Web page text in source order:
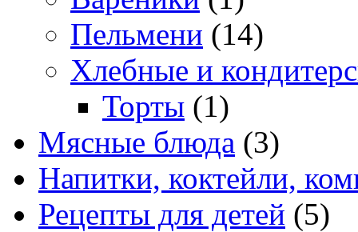
Пельмени (14)
Хлебные и
Торты (1)
Мясные блюда (3)
Напитки, коктейли,
Рецепты для детей (5)